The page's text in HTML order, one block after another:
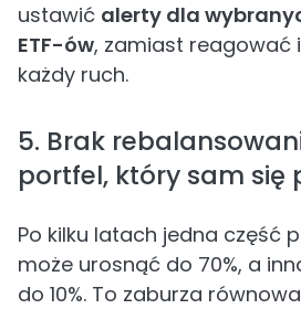
ustawić alerty dla
ETF-ów, zamiast reagować
każdy ruch.
5. Brak
portfel, który sam się
Po kilku latach jedna część
może urosnąć do 70%, a
do 10%. To zaburza